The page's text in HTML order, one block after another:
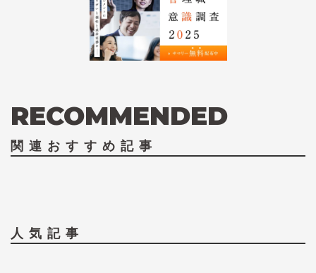
RECOMMENDED
関連おすすめ記事
人気記事